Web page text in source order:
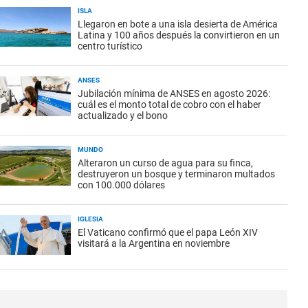
ISLA
Llegaron en bote a una isla desierta de América
Latina y 100 años después la convirtieron en un
centro turístico
ANSES
Jubilación mínima de ANSES en agosto 2026:
cuál es el monto total de cobro con el haber
actualizado y el bono
MUNDO
Alteraron un curso de agua para su finca,
destruyeron un bosque y terminaron multados
con 100.000 dólares
IGLESIA
El Vaticano confirmó que el papa León XIV
visitará a la Argentina en noviembre